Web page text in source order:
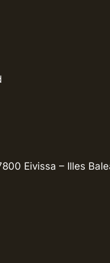
Eivissa – Illes